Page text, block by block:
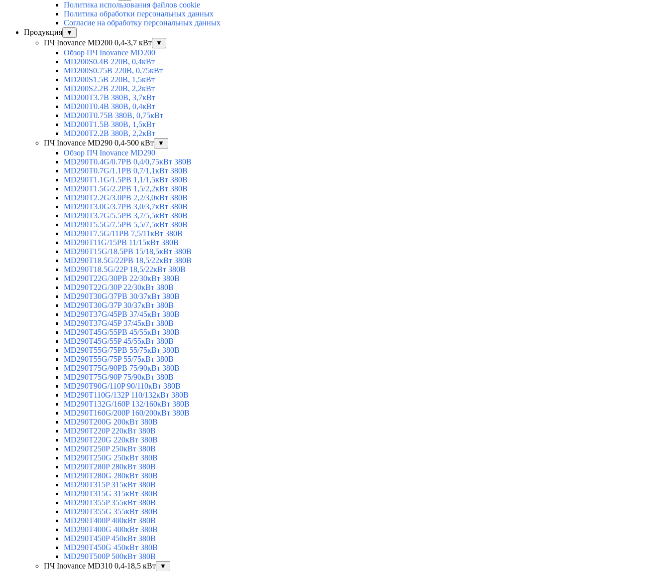
Политика использования файлов cookie
Политика обработки персональных данных
Согласие на обработку персональных данных
Продукция
▼
ПЧ Inovance MD200 0,4-3,7 кВт ▼
Обзор ПЧ Inovance MD200
MD200S0.4B 220В, 0,4кВт
MD200S0.75B 220В, 0,75кВт
MD200S1.5B 220В, 1,5кВт
MD200S2.2B 220В, 2,2кВт
MD200T3.7B 380В, 3,7кВт
MD200T0.4B 380В, 0,4кВт
MD200T0.75B 380В, 0,75кВт
MD200T1.5B 380В, 1,5кВт
MD200T2.2B 380В, 2,2кВт
ПЧ Inovance MD290 0,4-500 кВт
▼
Обзор ПЧ Inovance MD290
MD290T0.4G/0.7PB 0,4/0,75кВт 380В
MD290T0.7G/1.1PB 0,7/1,1кВт 380В
MD290T1.1G/1.5PB 1,1/1,5кВт 380В
MD290T1.5G/2.2PB 1,5/2,2кВт 380В
MD290T2.2G/3.0PB 2,2/3,0кВт 380В
MD290T3.0G/3.7PB 3,0/3,7кВт 380В
MD290T3.7G/5.5PB 3,7/5,5кВт 380В
MD290T5.5G/7.5PB 5,5/7,5кВт 380В
MD290T7.5G/11PB 7,5/11кВт 380В
MD290T11G/15PB 11/15кВт 380В
MD290T15G/18.5PB 15/18,5кВт 380В
MD290T18.5G/22PB 18,5/22кВт 380В
MD290T18.5G/22P 18,5/22кВт 380В
MD290T22G/30PB 22/30кВт 380В
MD290T22G/30P 22/30кВт 380В
MD290T30G/37PB 30/37кВт 380В
MD290T30G/37P 30/37кВт 380В
MD290T37G/45PB 37/45кВт 380В
MD290T37G/45P 37/45кВт 380В
MD290T45G/55PB 45/55кВт 380В
MD290T45G/55P 45/55кВт 380В
MD290T55G/75PB 55/75кВт 380В
MD290T55G/75P 55/75кВт 380В
MD290T75G/90PB 75/90кВт 380В
MD290T75G/90P 75/90кВт 380В
MD290T90G/110P 90/110кВт 380В
MD290T110G/132P 110/132кВт 380В
MD290T132G/160P 132/160кВт 380В
MD290T160G/200P 160/200кВт 380В
MD290T200G 200кВт 380В
MD290T220P 220кВт 380В
MD290T220G 220кВт 380В
MD290T250P 250кВт 380В
MD290T250G 250кВт 380В
MD290T280P 280кВт 380В
MD290T280G 280кВт 380В
MD290T315P 315кВт 380В
MD290T315G 315кВт 380В
MD290T355P 355кВт 380В
MD290T355G 355кВт 380В
MD290T400P 400кВт 380В
MD290T400G 400кВт 380В
MD290T450P 450кВт 380В
MD290T450G 450кВт 380В
MD290T500P 500кВт 380В
ПЧ Inovance MD310 0,4-18,5 кВт
▼